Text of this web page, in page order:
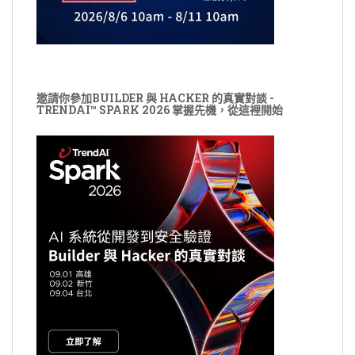
邀請你參加BUILDER 與 HACKER 的真實對談 -
TRENDAI™ SPARK 2026 掌握先機，從這裡開始